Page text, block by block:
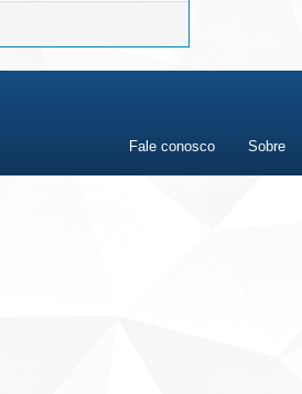
Fale conosco Sobre